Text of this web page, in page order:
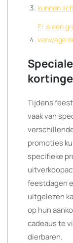
kunnen
Er is een
vanwege
Tijdens
vaak van
promoties
specifieke
feestdagen
uitgelezen
op hun
cadeaus te
dierbaren.